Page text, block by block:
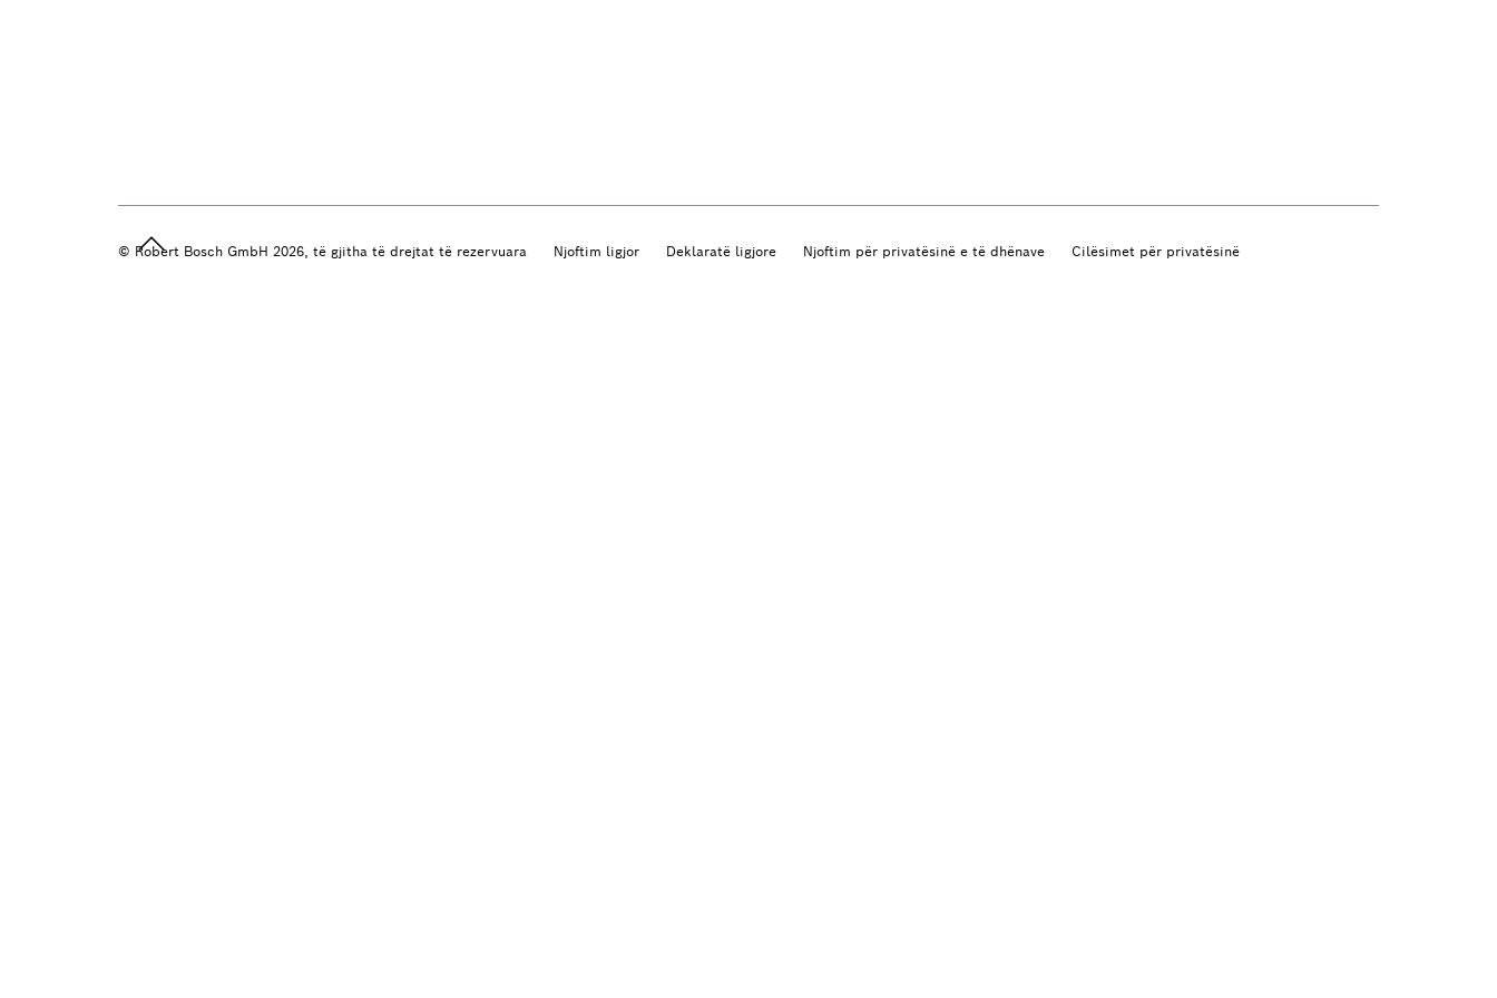
Njoftim ligjor Deklaratë ligjore Njoftim për privatësinë e të dhënave Cilësimet për privatësinë
© Robert Bosch GmbH 2026, të gjitha të drejtat të rezervuara